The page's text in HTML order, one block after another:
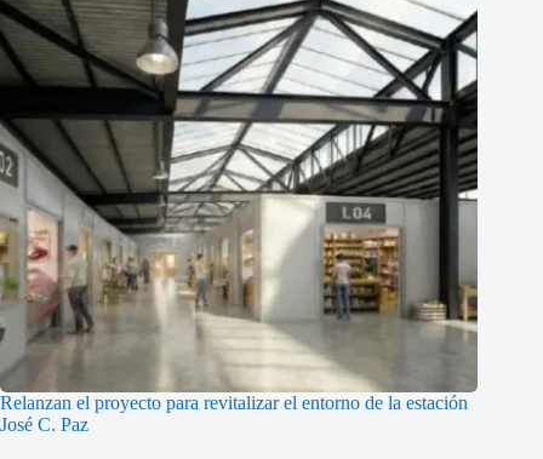
Relanzan el proyecto para revitalizar el entorno de la estación
José C. Paz